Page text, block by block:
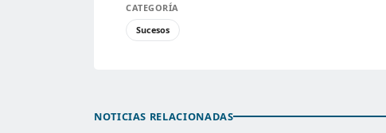
CATEGORÍA
Sucesos
NOTICIAS RELACIONADAS